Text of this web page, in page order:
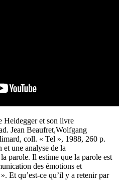
Heidegger et son livre
Jean Beaufret,Wolfgang
coll. « Tel »,‎ 1988, 260 p.
une analyse de la
parole. Il estime que la parole est
des émotions et
Et qu’est-ce qu’il y a retenir par